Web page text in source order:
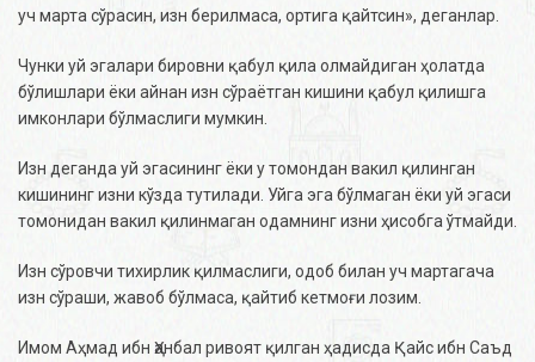
уч марта сўрасин, изн берилмаса, ортига қайтсин», деганлар.
Чунки уй эгалари бировни қабул қила олмайдиган ҳолатда
бўлишлари ёки айнан изн сўраётган кишини қабул қилишга
имконлари бўлмаслиги мумкин.
Изн деганда уй эгасининг ёки у томондан вакил қилинган
кишининг изни кўзда тутилади. Уйга эга бўлмаган ёки уй эгаси
томонидан вакил қилинмаган одамнинг изни ҳисобга ўтмайди.
Изн сўровчи тихирлик қилмаслиги, одоб билан уч мартагача
изн сўраши, жавоб бўлмаса, қайтиб кетмоғи лозим.
Имом Аҳмад ибн Ҳанбал ривоят қилган ҳадисда Қайс ибн Саъд